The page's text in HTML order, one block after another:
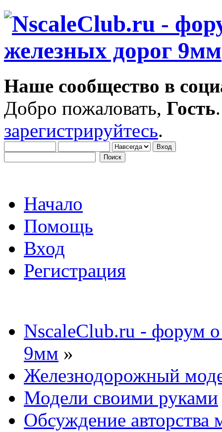
Наше сообщество в
Добро пожаловать, Гость
зарегистрируйтесь.
Начало
Помощь
Вход
Регистрация
NscaleClub.ru - форум
9мм »
Железнодорожный
Модели своими руками
Обсуждение авторства